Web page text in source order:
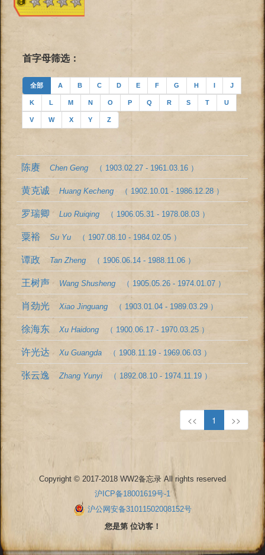
首字母筛选：
全部 A B C D E F G H I J
K L M N O P Q R S T U
V W X Y Z
陈赓Chen Geng （ 1903.02.27 - 1961.03.16 ）
黄克诚Huang Kecheng （ 1902.10.01 - 1986.12.28 ）
罗瑞卿Luo Ruiqing （ 1906.05.31 - 1978.08.03 ）
粟裕Su Yu （ 1907.08.10 - 1984.02.05 ）
谭政 Tan Zheng （ 1906.06.14 - 1988.11.06 ）
王树声 Wang Shusheng （ 1905.05.26 - 1974.01.07 ）
肖劲光Xiao Jinguang （ 1903.01.04 - 1989.03.29 ）
徐海东Xu Haidong （ 1900.06.17 - 1970.03.25 ）
许光达 Xu Guangda （ 1908.11.19 - 1969.06.03 ）
张云逸Zhang Yunyi （ 1892.08.10 - 1974.11.19 ）
<< 1 >>
Copyright © 2017-2018 WW2备忘录 All rights reserved
沪ICP备18001619号-1
沪公网安备31011502008152号
您是第 位访客！